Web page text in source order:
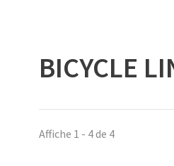
BICYCLE
Affiche 1 - 4 de 4